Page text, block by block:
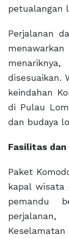
petualangan
Perjalanan
disesuaikan.
keindahan
di Pulau
dan budaya
Fasilitas dan
Paket
kapal wisata
pemandu